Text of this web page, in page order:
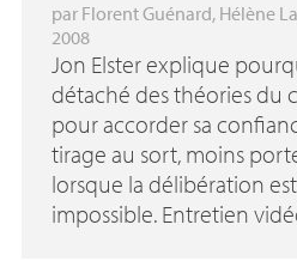
par Florent Guénard, Hélène
2008
Jon Elster explique
détaché des théories du
pour accorder sa
tirage au sort, moins
lorsque la délibération
impossible. Entretien